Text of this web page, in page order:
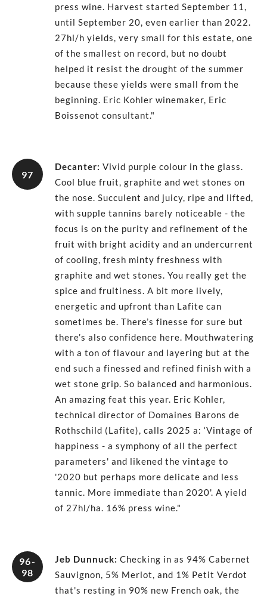
press wine. Harvest started September 11,
until September 20, even earlier than 2022.
27hl/h yields, very small for this estate, one
of the smallest on record, but no doubt
helped it resist the drought of the summer
because these yields were small from the
beginning. Eric Kohler winemaker, Eric
Boissenot consultant."
97
Decanter: Vivid purple colour in the glass.
Cool blue fruit, graphite and wet stones on
the nose. Succulent and juicy, ripe and lifted,
with supple tannins barely noticeable - the
focus is on the purity and refinement of the
fruit with bright acidity and an undercurrent
of cooling, fresh minty freshness with
graphite and wet stones. You really get the
spice and fruitiness. A bit more lively,
energetic and upfront than Lafite can
sometimes be. There’s finesse for sure but
there’s also confidence here. Mouthwatering
with a ton of flavour and layering but at the
end such a finessed and refined finish with a
wet stone grip. So balanced and harmonious.
An amazing feat this year. Eric Kohler,
technical director of Domaines Barons de
Rothschild (Lafite), calls 2025 a: ‘Vintage of
happiness - a symphony of all the perfect
parameters' and likened the vintage to
'2020 but perhaps more delicate and less
tannic. More immediate than 2020'. A yield
of 27hl/ha. 16% press wine."
96-
98
Jeb Dunnuck: Checking in as 94% Cabernet
Sauvignon, 5% Merlot, and 1% Petit Verdot
that's resting in 90% new French oak, the